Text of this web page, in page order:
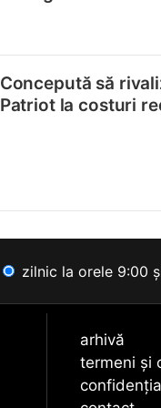
Concepută să
Patriot la costuri
zilnic la orele 9:00
arhivă
termeni și